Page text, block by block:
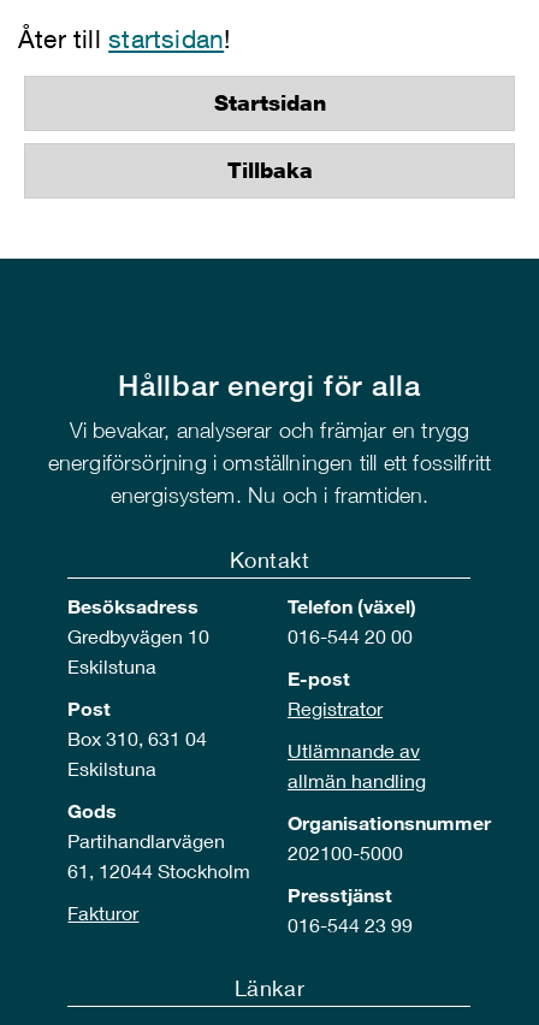
Åter tillstartsidan!
Startsidan
Tillbaka
Hållbar energi för alla
Vi bevakar, analyserar och främjar en trygg
energiförsörjning i omställningen till ett fossilfritt
energisystem. Nu och i framtiden.
Kontakt
Besöksadress
Gredbyvägen 10
Eskilstuna
Post
Box 310, 631 04
Eskilstuna
Gods
Partihandlarvägen
61, 12044 Stockholm
Fakturor
Telefon (växel)
016-544 20 00
E-post
Registrator
Utlämnande av
allmän handling
Organisationsnummer
202100-5000
Presstjänst
016-544 23 99
Länkar